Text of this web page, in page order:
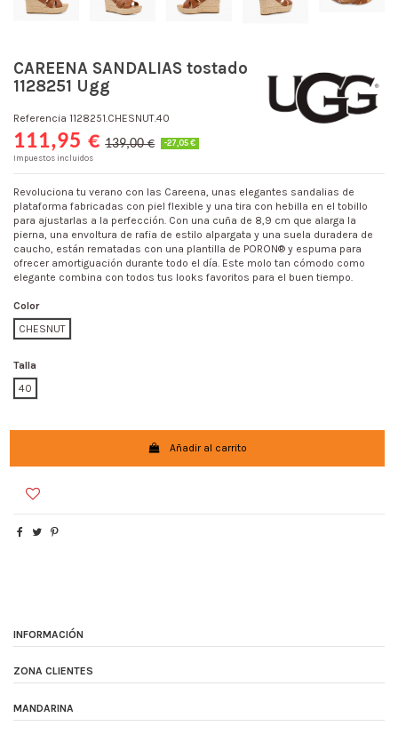
CAREENA SANDALIAS tostado
1128251 Ugg
Referencia 1128251.CHESNUT.40
111,95 € 139,00 € -27,05 €
Impuestos incluidos
Revoluciona tu verano con las Careena, unas elegantes sandalias de
plataforma fabricadas con piel flexible y una tira con hebilla en el tobillo
para ajustarlas a la perfección. Con una cuña de 8,9 cm que alarga la
pierna, una envoltura de rafia de estilo alpargata y una suela duradera de
caucho, están rematadas con una plantilla de PORON® y espuma para
ofrecer amortiguación durante todo el día. Este molo tan cómodo como
elegante combina con todos tus looks favoritos para el buen tiempo.
Color
CHESNUT
Talla
40
Añadir al carrito
INFORMACIÓN
ZONA CLIENTES
MANDARINA